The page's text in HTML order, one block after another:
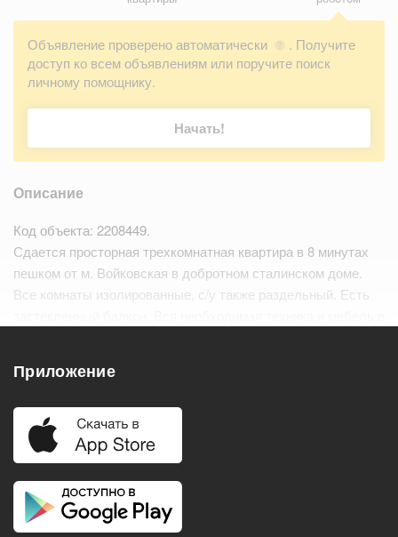
Объявление проверено автоматически ?
. Получите
доступ ко всем объявлениям или поручите поиск
личному помощнику.
Начать!
Описание
Код объекта: 2208449.
Сдается просторная трехкомнатная квартира в 8 минутах
пешком от м. Войковская в добротном сталинском доме.
Все комнаты изолированные, с/у также раздельный. Есть
Удобства
Балкон
Телевизор
Приложение